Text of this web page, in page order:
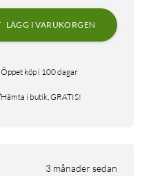
LÄGG I VARUKORGEN
Öppet köp i 100 dagar
Hämta i butik, GRATIS!
3 månader sedan